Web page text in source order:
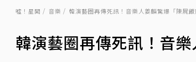
噓！星聞 音樂 韓演藝圈再傳死訊！音樂人姜麟驚爆「陳屍飯
韓演藝圈再傳死訊！音樂